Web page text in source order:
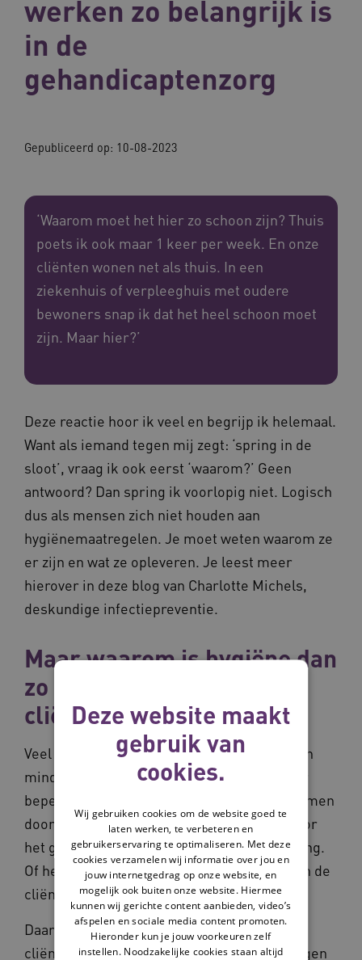
werken zo belangrijk is
in de
gehandicaptenzorg
Gepubliceerd op: 10-08-2023
‘Waarom moet het hier zo schoon zijn? Thuis
poets ik ook maar 1 keer per week. En onze
cliënten wonen net als thuis. In een
ziekenhuis of verpleeghuis met oudere
bewoners snap ik dat het heel schoon moet
zijn. Maar hier?’
Deze reactie hoor ik veel en begrijp ik helemaal.
Want als iemand tegen mij zegt: ‘spring in de
sloot’, vraag ik ook eerst ‘waarom?’ Geen
antwoord? Dan spring ik voorlopig niet. Logisch
dus als mensen zich niet houden aan
hygiënemaatregelen. Je moet weten waarom ze
er zijn en wat ze opleveren. Je leest meer
hierover in deze blog van Charlotte Michels,
deskundige infectiepreventie.
Maar waarom is hygiëne dan
zo belangrijk voor je
cliënten?
Veel mensen met een beperking hebben een
minder grote weerstand dan iemand zonder
beperking. Die verlaagde weerstand kan komen
door een syndroom. Het kan ook komen door
het gebruik van een katheter of sondevoeding.
Of het komt door onhygiënisch handelen van de
cliënt zelf.
Daarnaast stijgt de gemiddelde leeftijd van
cliënten. Misschien zie je dat ook al bij je eigen
Deze website maakt
gebruik van
cookies.
Wij gebruiken cookies om de website goed te
laten werken, te verbeteren en
gebruikerservaring te optimaliseren. Met deze
cookies verzamelen wij informatie over jou en
jouw internetgedrag op onze website, en
mogelijk ook buiten onze website. Hiermee
kunnen wij gerichte content aanbieden, video’s
afspelen en sociale media content promoten.
Hieronder kun je jouw voorkeuren zelf
instellen. Noodzakelijke cookies staan altijd